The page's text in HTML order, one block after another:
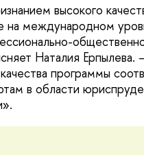
высокого
международном
Наталия Ерпылева.
программы
в области